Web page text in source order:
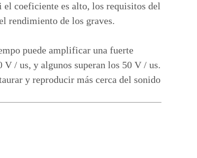
coeficiente es alto, los requisitos del
rendimiento de los graves.
puede amplificar una fuerte
/ us, y algunos superan los 50 V / us.
y reproducir más cerca del sonido